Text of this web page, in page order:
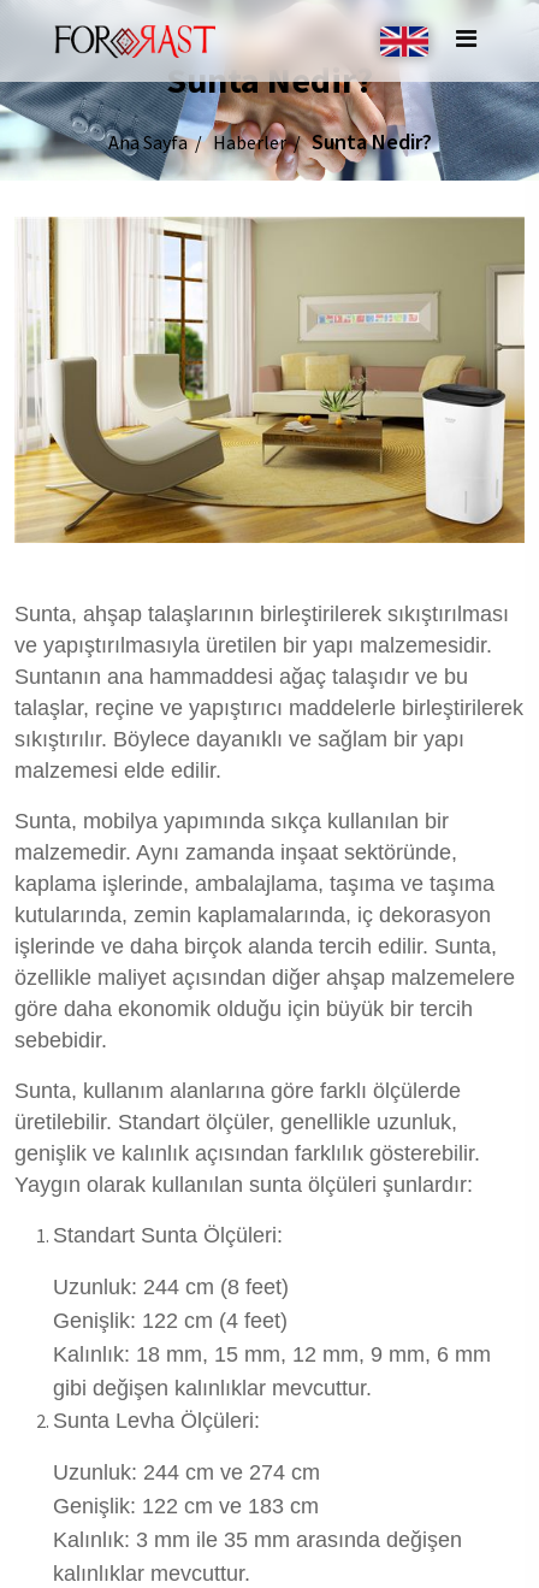
Sunta Nedir?
Ana Sayfa Haberler Sunta Nedir?
Sunta, ahşap talaşlarının birleştirilerek sıkıştırılması
ve yapıştırılmasıyla üretilen bir yapı malzemesidir.
Suntanın ana hammaddesi ağaç talaşıdır ve bu
talaşlar, reçine ve yapıştırıcı maddelerle birleştirilerek
sıkıştırılır. Böylece dayanıklı ve sağlam bir yapı
malzemesi elde edilir.
Sunta, mobilya yapımında sıkça kullanılan bir
malzemedir. Aynı zamanda inşaat sektöründe,
kaplama işlerinde, ambalajlama, taşıma ve taşıma
kutularında, zemin kaplamalarında, iç dekorasyon
işlerinde ve daha birçok alanda tercih edilir. Sunta,
özellikle maliyet açısından diğer ahşap malzemelere
göre daha ekonomik olduğu için büyük bir tercih
sebebidir.
Sunta, kullanım alanlarına göre farklı ölçülerde
üretilebilir. Standart ölçüler, genellikle uzunluk,
genişlik ve kalınlık açısından farklılık gösterebilir.
Yaygın olarak kullanılan sunta ölçüleri şunlardır:
Standart Sunta Ölçüleri:
Uzunluk: 244 cm (8 feet)
Genişlik: 122 cm (4 feet)
Kalınlık: 18 mm, 15 mm, 12 mm, 9 mm, 6 mm
gibi değişen kalınlıklar mevcuttur.
Sunta Levha Ölçüleri:
Uzunluk: 244 cm ve 274 cm
Genişlik: 122 cm ve 183 cm
Kalınlık: 3 mm ile 35 mm arasında değişen
kalınlıklar mevcuttur.